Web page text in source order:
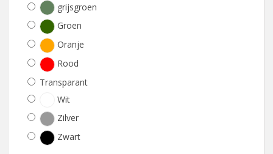
grijsgroen
Groen
Oranje
Rood
Transparant
Wit
Zilver
Zwart